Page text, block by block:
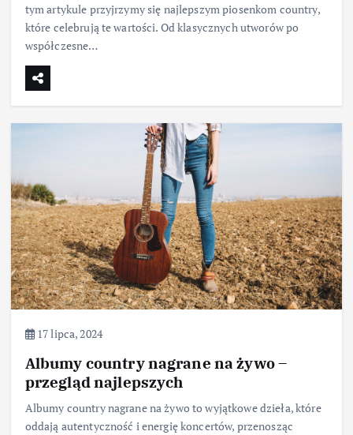
tym artykule przyjrzymy się najlepszym piosenkom country,
które celebrują te wartości. Od klasycznych utworów po
współczesne…
17 lipca, 2024
Albumy country nagrane na żywo –
przegląd najlepszych
Albumy country nagrane na żywo to wyjątkowe dzieła, które
oddają autentyczność i energię koncertów, przenosząc